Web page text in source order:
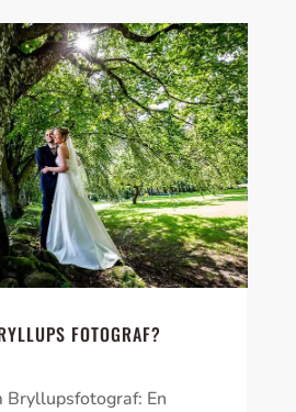
FOTOGRAF?
Bryllupsfotograf: En